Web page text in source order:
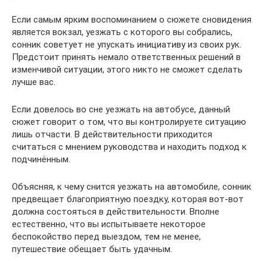
Если самым ярким воспоминанием о сюжете сновидения
является вокзал, уезжать с которого вы собрались,
сонник советует не упускать инициативу из своих рук.
Предстоит принять немало ответственных решений в
изменчивой ситуации, этого никто не сможет сделать
лучше вас.
Если довелось во сне уезжать на автобусе, данный
сюжет говорит о том, что вы контролируете ситуацию
лишь отчасти. В действительности приходится
считаться с мнением руководства и находить подход к
подчинённым.
Объясняя, к чему снится уезжать на автомобиле, сонник
предвещает благоприятную поездку, которая вот-вот
должна состояться в действительности. Вполне
естественно, что вы испытываете некоторое
беспокойство перед выездом, тем не менее,
путешествие обещает быть удачным.